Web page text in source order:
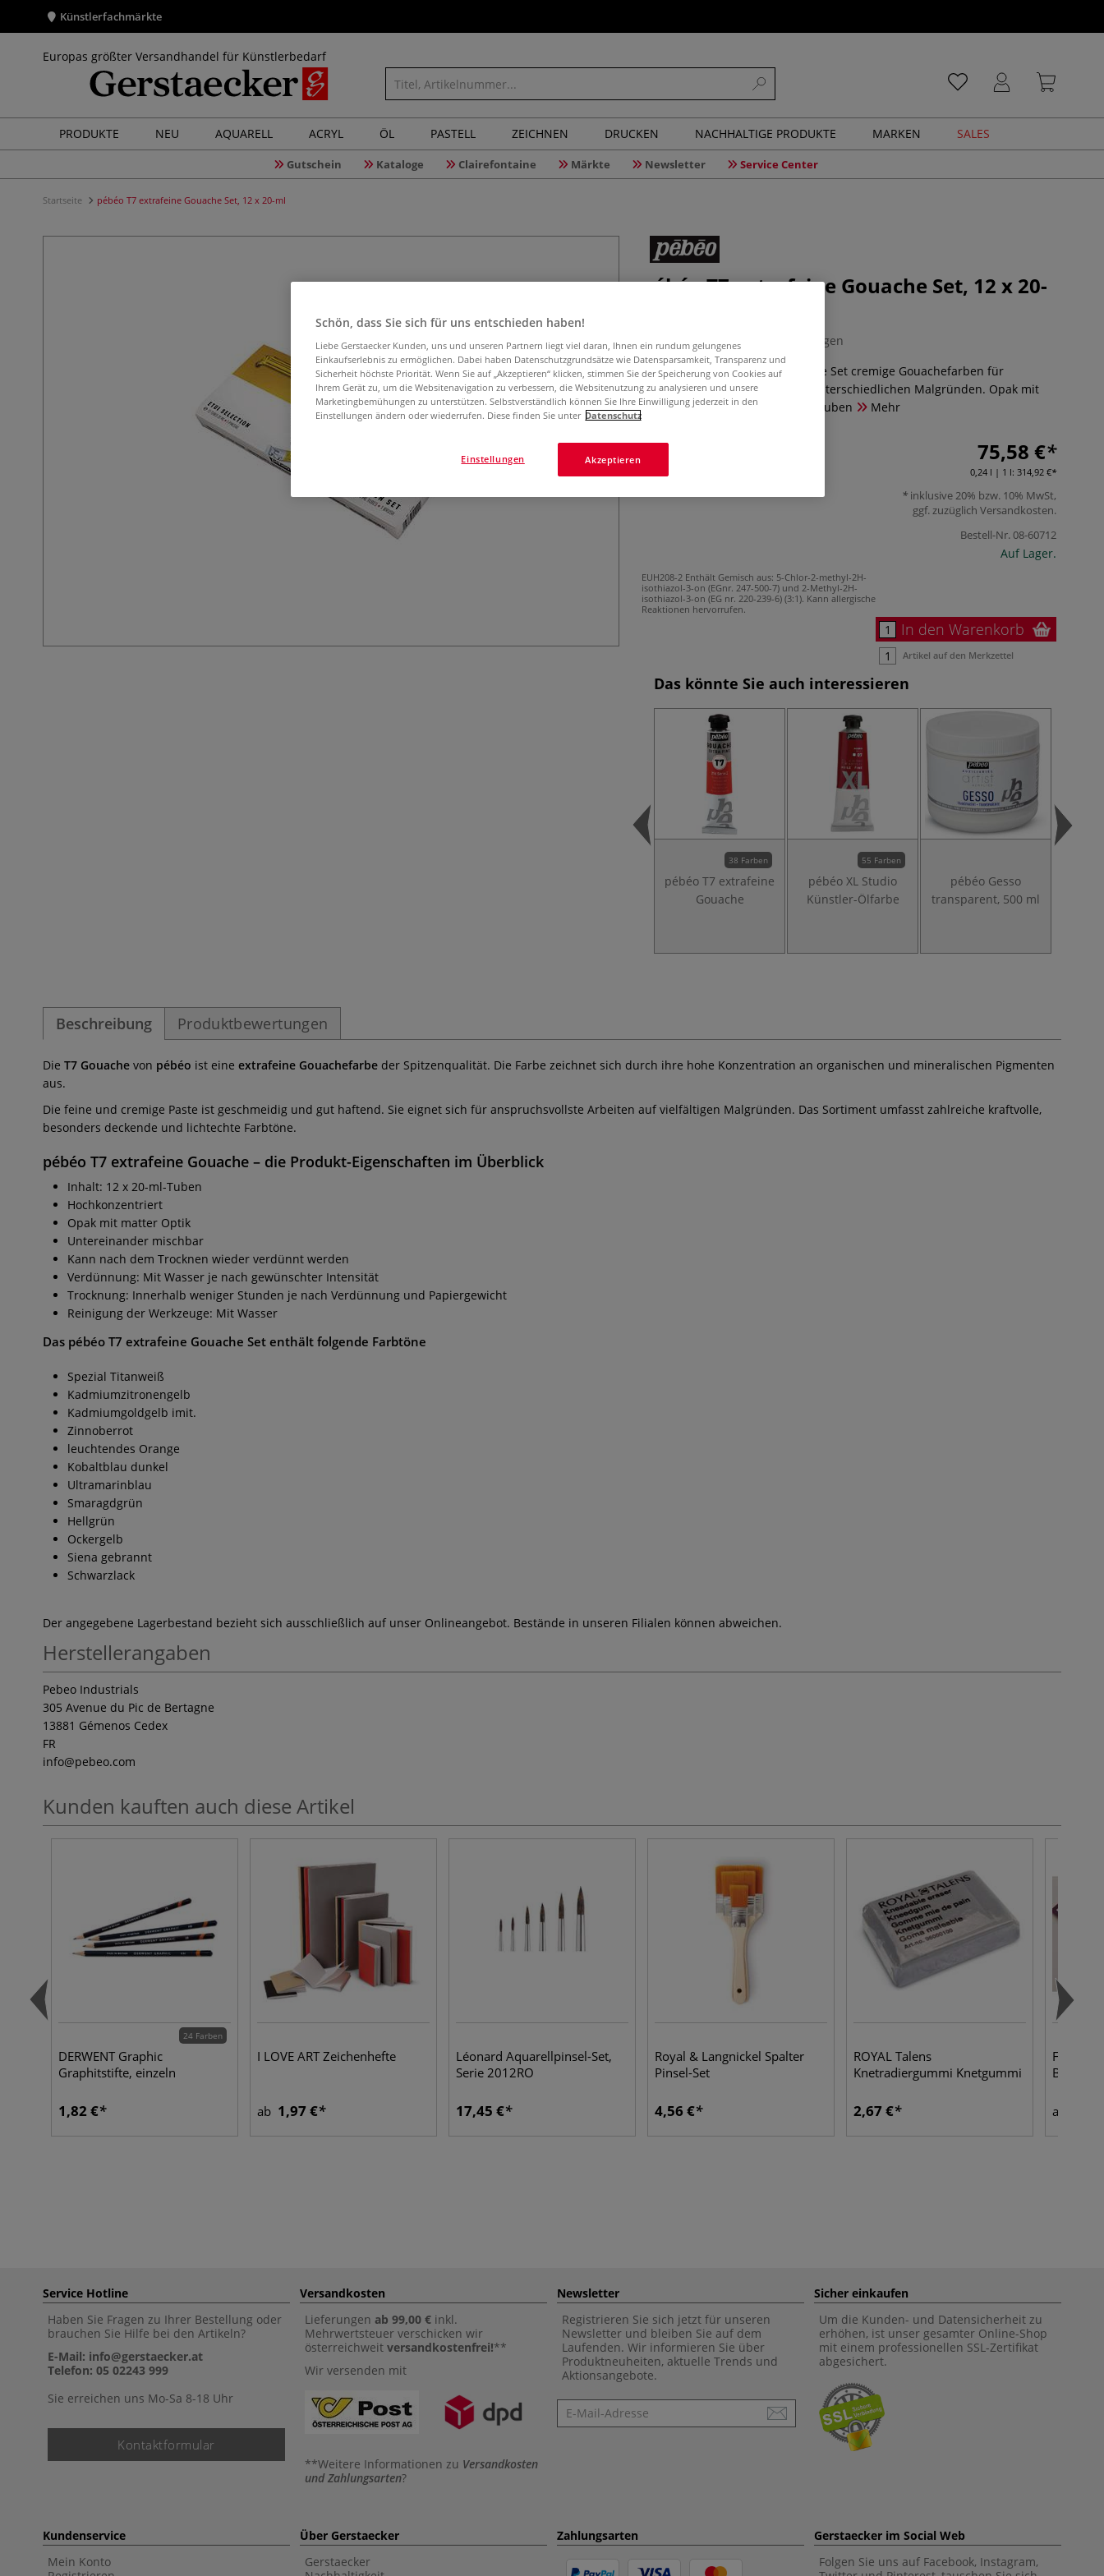
Künstlerfachmärkte
Europas größter Versandhandel für Künstlerbedarf
PRODUKTE NEU AQUARELL ACRYL ÖL PASTELL ZEICHNEN DRUCKEN NACHHALTIGE PRODUKTE MARKEN SALES
Gutschein Kataloge Clairefontaine Märkte Newsletter Service Center
Startseite pébéo T7 extrafeine Gouache Set, 12 x 20-ml
pébéo T7 extrafeine Gouache Set, 12 x 20-
0 Bewertungen
Das pébéo T7 extrafeine Gouache Set cremige Gouachefarben für
anspruchsvollste Arbeiten auf unterschiedlichen Malgründen. Opak mit
matter Optik. Inhalt: 12 x 20-ml-Tuben
Mehr
75,58 €
0,24 l | 1 l: 314,92 €
inklusive 20% bzw. 10% MwSt,
ggf. zuzüglich Versandkosten.
Bestell-Nr.08-60712
Auf Lager.
EUH208-2 Enthält Gemisch aus: 5-Chlor-2-methyl-2H-
isothiazol-3-on (EGnr. 247-500-7) und 2-Methyl-2H-
isothiazol-3-on (EG nr. 220-239-6) (3:1). Kann allergische
Reaktionen hervorrufen.
In den Warenkorb
Artikel auf den Merkzettel
Das könnte Sie auch interessieren
38 Farben
pébéo T7 extrafeine
Gouache
55 Farben
pébéo XL Studio
Künstler-Ölfarbe
pébéo Gesso
transparent, 500 ml
Beschreibung Produktbewertungen
Die T7 Gouache von pébéo ist eine extrafeine Gouachefarbe der Spitzenqualität. Die Farbe zeichnet sich durch ihre hohe Konzentration an organischen und mineralischen Pigmenten
aus.
Die feine und cremige Paste ist geschmeidig und gut haftend. Sie eignet sich für anspruchsvollste Arbeiten auf vielfältigen Malgründen. Das Sortiment umfasst zahlreiche kraftvolle,
besonders deckende und lichtechte Farbtöne.
pébéo T7 extrafeine Gouache – die Produkt-Eigenschaften im Überblick
Inhalt: 12 x 20-ml-Tuben
Hochkonzentriert
Opak mit matter Optik
Untereinander mischbar
Kann nach dem Trocknen wieder verdünnt werden
Verdünnung: Mit Wasser je nach gewünschter Intensität
Trocknung: Innerhalb weniger Stunden je nach Verdünnung und Papiergewicht
Reinigung der Werkzeuge: Mit Wasser
Das pébéo T7 extrafeine Gouache Set enthält folgende Farbtöne
Spezial Titanweiß
Kadmiumzitronengelb
Kadmiumgoldgelb imit.
Zinnoberrot
leuchtendes Orange
Kobaltblau dunkel
Ultramarinblau
Smaragdgrün
Hellgrün
Ockergelb
Siena gebrannt
Schwarzlack
Der angegebene Lagerbestand bezieht sich ausschließlich auf unser Onlineangebot. Bestände in unseren Filialen können abweichen.
Herstellerangaben
Pebeo Industrials
305 Avenue du Pic de Bertagne
13881 Gémenos Cedex
FR
info@pebeo.com
Kunden kauften auch diese Artikel
24 Farben
DERWENT Graphic
Graphitstifte, einzeln
1,82 €
I LOVE ART Zeichenhefte
ab 1,97 €
Léonard Aquarellpinsel-Set,
Serie 2012RO
17,45 €
Royal & Langnickel Spalter
Pinsel-Set
4,56 €
ROYAL Talens
Knetradiergummi Knetgummi
2,67 €
Block
ab
Service Hotline
Haben Sie Fragen zu Ihrer Bestellung oder
brauchen Sie Hilfe bei den Artikeln?
E-Mail: info@gerstaecker.at
Telefon: 05 02243 999
Sie erreichen uns Mo-Sa 8-18 Uhr
Kontaktformular
Versandkosten
Lieferungen ab 99,00 € inkl.
Mehrwertsteuer verschicken wir
österreichweit versandkostenfrei!**
Wir versenden mit
**Weitere Informationen zu Versandkosten
und Zahlungsarten?
Newsletter
Registrieren Sie sich jetzt für unseren
Newsletter und bleiben Sie auf dem
Laufenden. Wir informieren Sie über
Produktneuheiten, aktuelle Trends und
Aktionsangebote.
Newsletter
Sicher einkaufen
Um die Kunden- und Datensicherheit zu
erhöhen, ist unser gesamter Online-Shop
mit einem professionellen SSL-Zertifikat
abgesichert.
Kundenservice
Mein Konto
Über Gerstaecker
Gerstaecker
Zahlungsarten
Gerstaecker im Social Web
Folgen Sie uns auf Facebook, Instagram,
Schön, dass Sie sich für uns entschieden haben!
Liebe Gerstaecker Kunden, uns und unseren Partnern liegt viel daran, Ihnen ein rundum gelungenes
Einkaufserlebnis zu ermöglichen. Dabei haben Datenschutzgrundsätze wie Datensparsamkeit, Transparenz und
Sicherheit höchste Priorität. Wenn Sie auf „Akzeptieren“ klicken, stimmen Sie der Speicherung von Cookies auf
Ihrem Gerät zu, um die Websitenavigation zu verbessern, die Websitenutzung zu analysieren und unsere
Marketingbemühungen zu unterstützen. Selbstverständlich können Sie Ihre Einwilligung jederzeit in den
Einstellungen ändern oder wiederrufen. Diese finden Sie unter Datenschutz
Akzeptieren
Einstellungen